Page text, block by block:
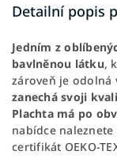
Detailní popis
Jedním z
bavlněnou látku,
zároveň je odolná
zanechá svoji
Plachta má po
nabídce
certifikát OEKO-